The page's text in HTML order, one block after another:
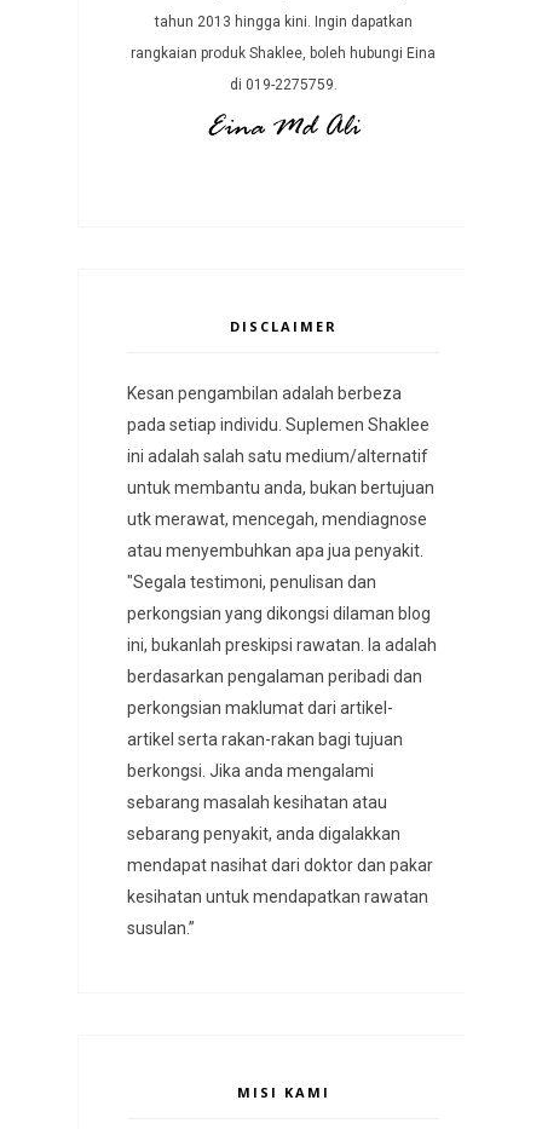
tahun 2013 hingga kini. Ingin dapatkan
rangkaian produk Shaklee, boleh hubungi Eina
di 019-2275759.
DISCLAIMER
Kesan pengambilan adalah berbeza
pada setiap individu. Suplemen Shaklee
ini adalah salah satu medium/alternatif
untuk membantu anda, bukan bertujuan
utk merawat, mencegah, mendiagnose
atau menyembuhkan apa jua penyakit.
"Segala testimoni, penulisan dan
perkongsian yang dikongsi dilaman blog
ini, bukanlah preskipsi rawatan. Ia adalah
berdasarkan pengalaman peribadi dan
perkongsian maklumat dari artikel-
artikel serta rakan-rakan bagi tujuan
berkongsi. Jika anda mengalami
sebarang masalah kesihatan atau
sebarang penyakit, anda digalakkan
mendapat nasihat dari doktor dan pakar
kesihatan untuk mendapatkan rawatan
susulan.”
MISI KAMI